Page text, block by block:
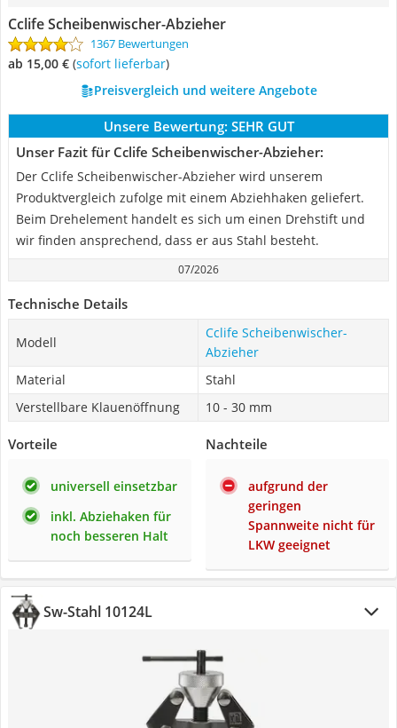
Cclife Scheibenwischer-Abzieher
1367 Bewertungen
ab 15,00 € ( Sofort lieferbar)
Preisvergleich und weitere Angebote
Unsere Bewertung: SEHR GUT
Unser Fazit für Cclife Scheibenwischer-Abzieher:
Der Cclife Scheibenwischer-Abzieher wird unserem
Produktvergleich zufolge mit einem Abziehhaken geliefert.
Beim Drehelement handelt es sich um einen Drehstift und
wir finden ansprechend, dass er aus Stahl besteht.
07/2026
Technische Details
Modell
Cclife Scheibenwischer-
Abzieher
Material
Stahl
Verstellbare Klauenöffnung
10 - 30 mm
Vorteile
universell einsetzbar
inkl. Abziehaken für
noch besseren Halt
Nachteile
aufgrund der
geringen
Spannweite nicht für
LKW geeignet
Sw-Stahl 10124L